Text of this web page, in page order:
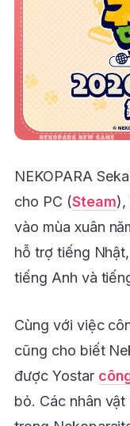
NEKOPARA
cho PC (Steam),
vào mùa xuân
hỗ trợ tiếng
tiếng Anh và
Cùng với việc
cũng cho biết
được Yostar
bỏ. Các nhân vật